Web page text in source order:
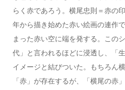
らく赤であろう。横尾忠則＝赤の
年から描き始めた赤い絵画の連作
まった赤い空に端を発する。この
代」と言われるほどに浸透し、「
イメージと結びついた。もちろん
「赤」が存在するが、「横尾の赤